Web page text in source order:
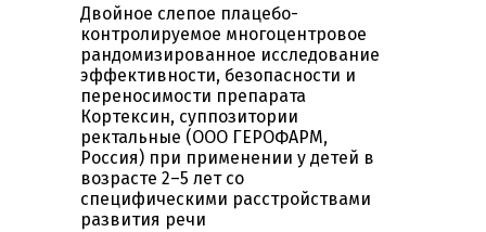
Двойное слепое плацебо-
контролируемое многоцентровое
рандомизированное исследование
эффективности, безопасности и
переносимости препарата
Кортексин, суппозитории
ректальные (ООО ГЕРОФАРМ,
Россия) при применении у детей в
возрасте 2–5 лет со
специфическими расстройствами
развития речи